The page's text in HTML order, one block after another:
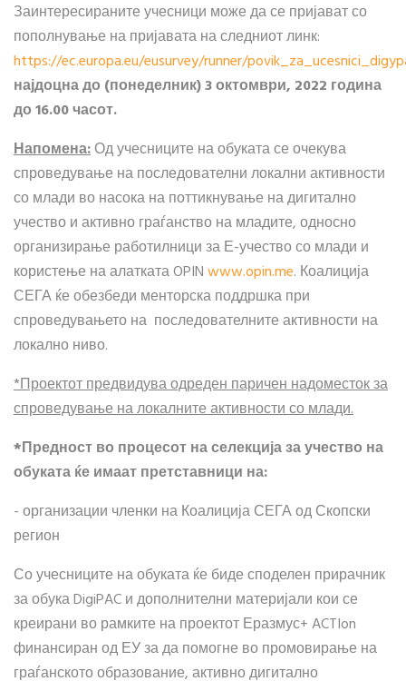
Заинтересираните учесници може да се пријават со
пополнување на пријавата на следниот линк:
https://ec.europa.eu/eusurvey/runner/
најдоцна до (понеделник)3 октомври, 2022 година
до 16.00 часот.
Напомена:Од учесниците на обуката се очекува
спроведување на последователни локални активности
со млади во насока на поттикнување на дигитално
учество и активно граѓанство на младите, односно
организирање работилници за Е-учество со млади и
користење на алатката OPINwww.opin.me. Коалиција
СЕГА ќе обезбеди менторска поддршка при
спроведувањето на последователните активности на
локално ниво.
*Проектот предвидува одреден паричен надоместок за
спроведување на локалните активности со млади.
*Предност во процесот на селекција за учество на
обуката ќе имаат претставници на:
- организации членки на Коалиција СЕГА од Скопски
регион
Со учесниците на обуката ќе биде споделен прирачник
за обука DigiPAC и дополнителни материјали кои се
креирани во рамките на проектот Еразмус+ ACTIon
финансиран од ЕУ за да помогне во промовирање на
граѓанското образование, активно дигитално